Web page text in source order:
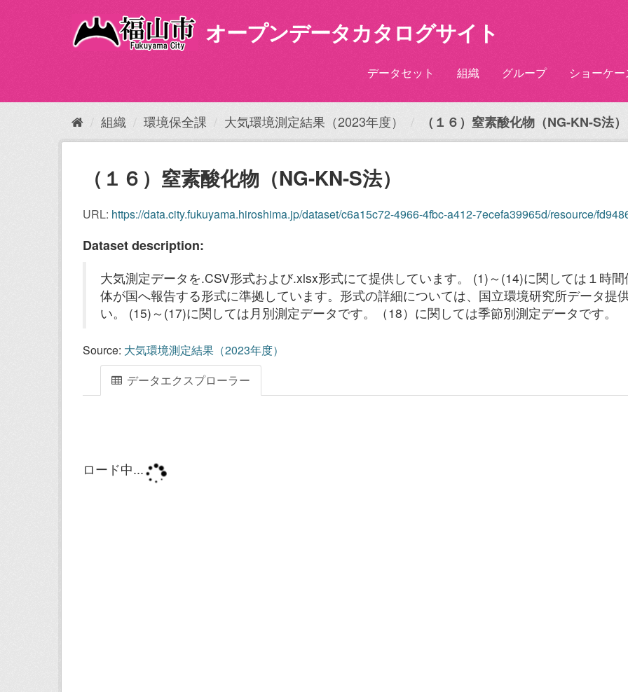
内
オープンデータカタログサイト
データセット 組織 グループ ショーケ
組織 環境保全課 大気環境測定結果（2023年度） （１６）窒素酸化物（NG-KN-S法）
（１６）窒素酸化物（NG-KN-S法）
URL: https://data.city.fukuyama.hiroshima.jp/dataset/c6a15c72-4966-4fbc-a412-7ecefa39965d/resource/fd9486f4-
Dataset description:
大気測定データを.CSV形式および.xlsx形式にて提供しています。 (1)～(14)に関しては１時
体が国へ報告する形式に準拠しています。形式の詳細については、国立環境研究所データ提
い。 (15)～(17)に関しては月別測定データです。（18）に関しては季節別測定データです。
Source: 大気環境測定結果（2023年度）
データエクスプローラー